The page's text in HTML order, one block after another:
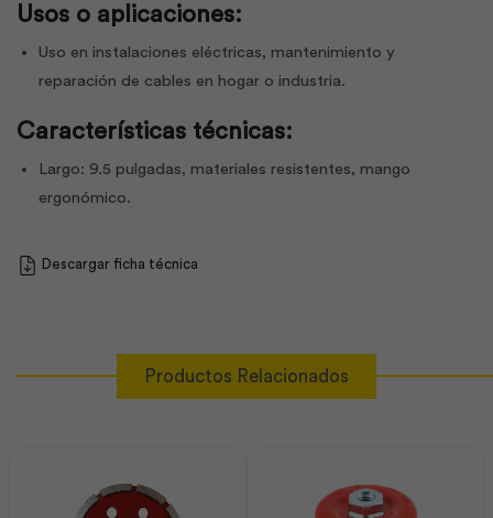
Usos o aplicaciones:
Uso en instalaciones eléctricas, mantenimiento y
reparación de cables en hogar o industria.
Características técnicas:
Largo: 9.5 pulgadas, materiales resistentes, mango
ergonómico.
Descargar ficha técnica
Productos Relacionados